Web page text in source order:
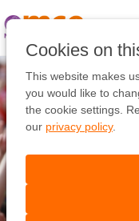
Cookies on
This website makes
you would like to
the cookie settings.
our privacy policy.
link
para
conteúdo
para
navegação
Você